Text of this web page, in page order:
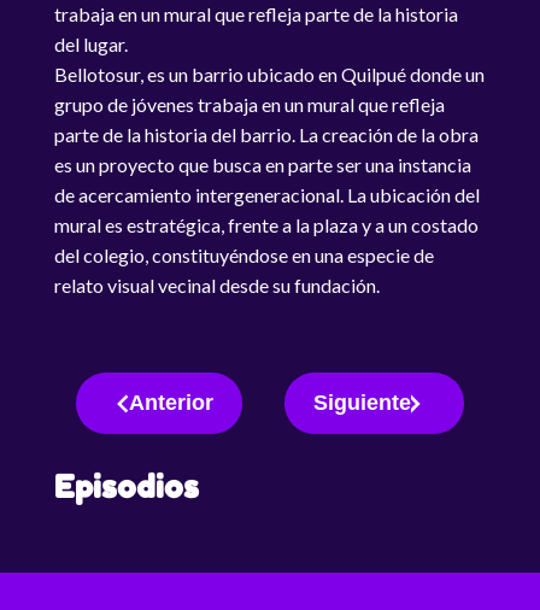
trabaja en un mural que refleja parte de la historia
del lugar.
Bellotosur, es un barrio ubicado en Quilpué donde un
grupo de jóvenes trabaja en un mural que refleja
parte de la historia del barrio. La creación de la obra
es un proyecto que busca en parte ser una instancia
de acercamiento intergeneracional. La ubicación del
mural es estratégica, frente a la plaza y a un costado
del colegio, constituyéndose en una especie de
relato visual vecinal desde su fundación.
Anterior Siguiente
Episodios